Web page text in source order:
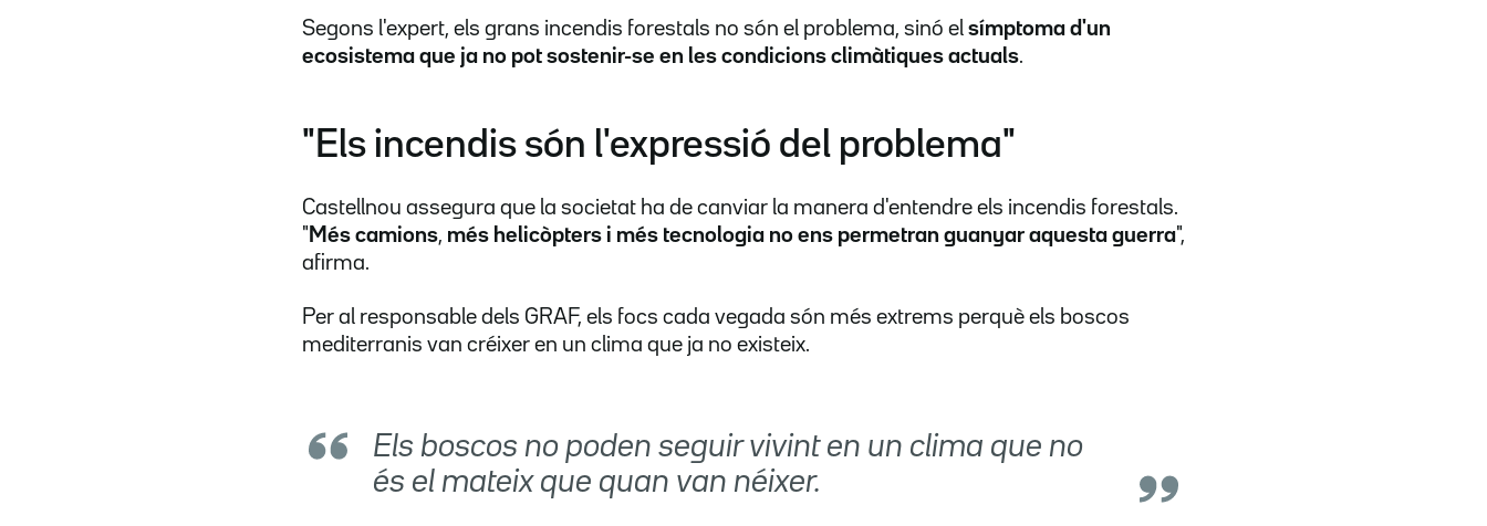
Segons l'expert, els grans incendis forestals no són el problema, sinó el símptoma d'un
ecosistema que ja no pot sostenir-se en les condicions climàtiques actuals.
"Els incendis són l'expressió del problema"
Castellnou assegura que la societat ha de canviar la manera d'entendre els incendis forestals.
" Més camions, més helicòpters i més tecnologia no ens permetran guanyar aquesta guerra",
afirma.
Per al responsable dels GRAF, els focs cada vegada són més extrems perquè els boscos
mediterranis van créixer en un clima que ja no existeix.
Els boscos no poden seguir vivint en un clima que no
és el mateix que quan van néixer.